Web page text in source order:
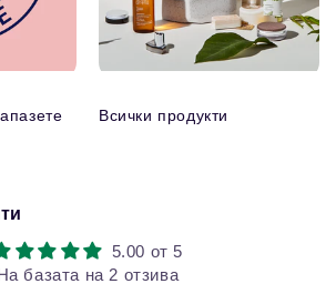
Всички продукти
5.00 от 5
базата на 2 отзива